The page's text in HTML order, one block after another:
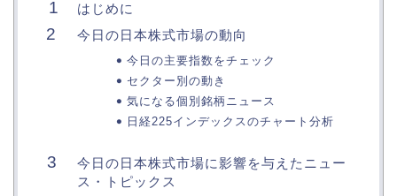
はじめに
今日の日本株式市場の動向
今日の主要指数をチェック
セクター別の動き
気になる個別銘柄ニュース
日経225インデックスのチャート分析
今日の日本株式市場に影響を与えたニュー
ス・トピックス